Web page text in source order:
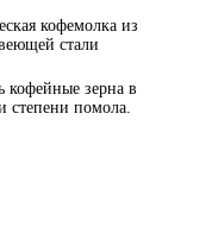
кофемолка из
стали